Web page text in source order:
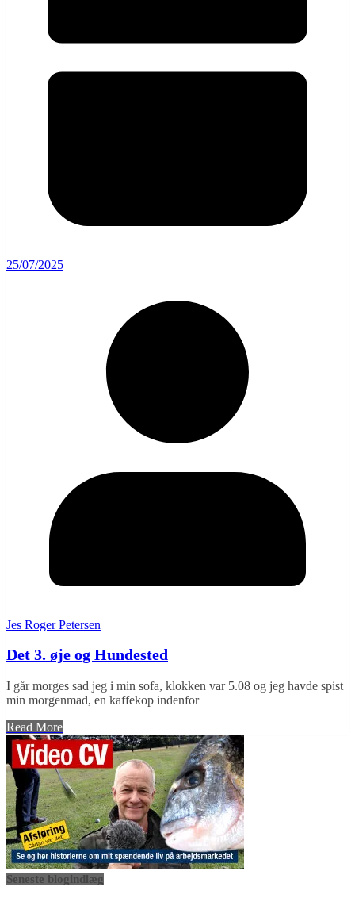
25/07/2025
Jes Roger Petersen
Det 3. øje og Hundested
I går morges sad jeg i min sofa, klokken var 5.08 og jeg havde spist
min morgenmad, en kaffekop indenfor
Read More
Seneste blogindlæg